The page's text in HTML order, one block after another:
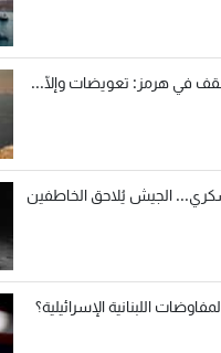
في هرمز: تعويضات وإلّا...
الجيش يُلاحق الخاطفين
اللبنانية الإسرائيلية؟